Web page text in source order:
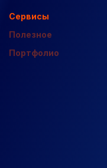
Сервисы
Полезное
Портфолио